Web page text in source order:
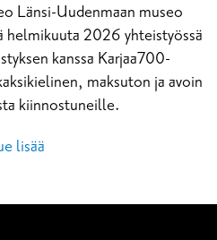
Länsi-Uudenmaan museo
helmikuuta 2026 yhteistyössä
kanssa Karjaa700-
maksuton ja avoin
kiinnostuneille.
lisää